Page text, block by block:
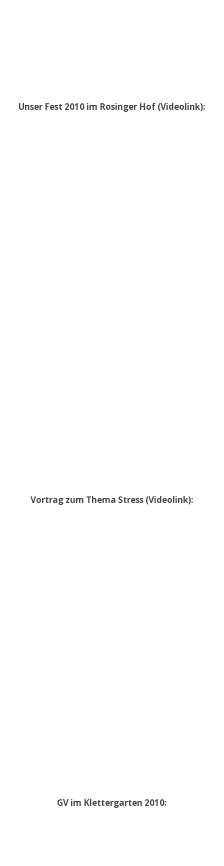
Unser Fest 2010 im Rosinger Hof (Videolink):
Vortrag zum Thema Stress (Videolink):
GV im Klettergarten 2010: